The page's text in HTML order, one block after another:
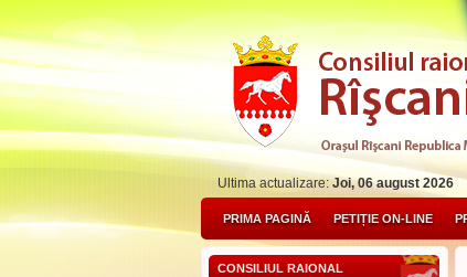
Ultima actualizare:Joi, 06 august 2026
PRIMA PAGINĂ PETIȚIE ON-LINE
CONSILIUL RAIONAL